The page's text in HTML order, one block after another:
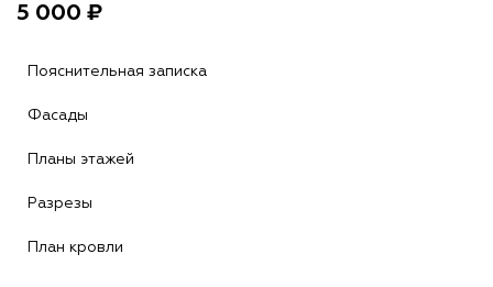
5 000 ₽
Пояснительная записка
Фасады
Планы этажей
Разрезы
План кровли